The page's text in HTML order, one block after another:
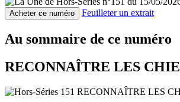
Acheter ce numéro Feuilleter un extrait
Au sommaire de ce numéro
RECONNAÎTRE LES